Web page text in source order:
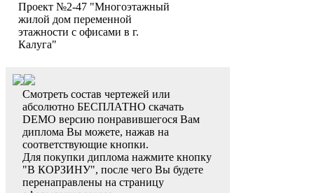
Проект №2-47 "Многоэтажный
жилой дом переменной
этажности с офисами в г.
Калуга"
Смотреть состав чертежей или
абсолютно БЕСПЛАТНО скачать
DEMO версию понравившегося Вам
диплома Вы можете, нажав на
соответствующие кнопки.
Для покупки диплома нажмите кнопку
"В КОРЗИНУ", после чего Вы будете
перенаправлены на страницу